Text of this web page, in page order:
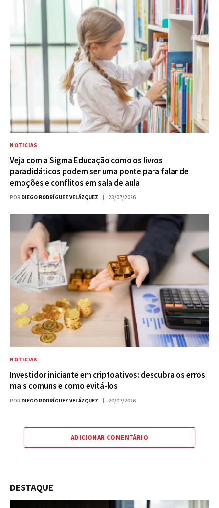
NOTICIAS
Veja com a Sigma Educação como os livros
paradidáticos podem ser uma ponte para falar de
emoções e conflitos em sala de aula
POR DIEGO RODRÍGUEZ VELÁZQUEZ 23/07/2026
NOTICIAS
Investidor iniciante em criptoativos: descubra os erros
mais comuns e como evitá-los
POR DIEGO RODRÍGUEZ VELÁZQUEZ 20/07/2026
ADICIONAR COMENTÁRIO
DESTAQUE